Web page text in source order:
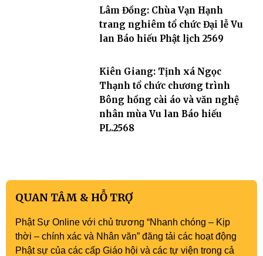
Lâm Đồng: Chùa Vạn Hạnh
trang nghiêm tổ chức Đại lễ Vu
lan Báo hiếu Phật lịch 2569
Kiên Giang: Tịnh xá Ngọc
Thạnh tổ chức chương trình
Bông hồng cài áo và văn nghệ
nhân mùa Vu lan Báo hiếu
PL.2568
QUAN TÂM & HỖ TRỢ
Phật Sự Online với chủ trương “Nhanh chóng – Kịp
thời – chính xác và Nhân văn” đăng tải các hoạt động
Phật sự của các cấp Giáo hội và các tự viện trong cả